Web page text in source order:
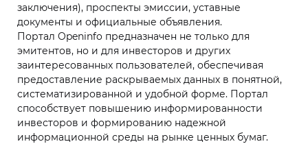
заключения), проспекты эмиссии, уставные
документы и официальные объявления.
Портал Openinfo предназначен не только для
эмитентов, но и для инвесторов и других
заинтересованных пользователей, обеспечивая
предоставление раскрываемых данных в понятной,
систематизированной и удобной форме. Портал
способствует повышению информированности
инвесторов и формированию надежной
информационной среды на рынке ценных бумаг.